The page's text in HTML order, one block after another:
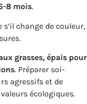
8 mois.
s’il change de couleur,
grasses, épais pour
. Préparer soi-
agressifs et de
écologiques.